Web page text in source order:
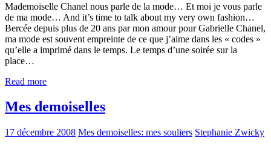
Mademoiselle Chanel nous parle de la mode… Et moi je vous parle
de ma mode… And it’s time to talk about my very own fashion…
Bercée depuis plus de 20 ans par mon amour pour Gabrielle Chanel,
ma mode est souvent empreinte de ce que j’aime dans les « codes »
qu’elle a imprimé dans le temps. Le temps d’une soirée sur la
place…
Read more
Mes demoiselles
17 décembre 2008 Mes demoiselles: mes souliers Stephanie Zwicky